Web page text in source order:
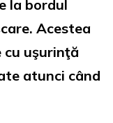
la bordul
Acestea
cu uşurinţă
atunci când